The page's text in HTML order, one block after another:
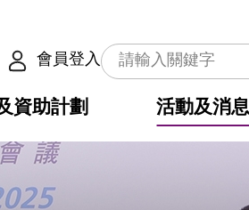
會員登入
資助計劃 活動及消